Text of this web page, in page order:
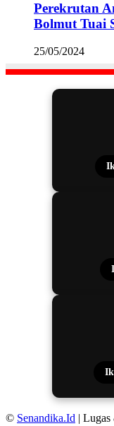
Perekrutan
Bolmut Tuai
25/05/2024
© Senandika.Id |